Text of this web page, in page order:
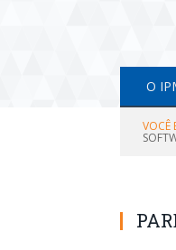
O
VOCÊ